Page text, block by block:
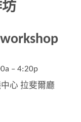
– 4:20p
心 拉斐爾廳